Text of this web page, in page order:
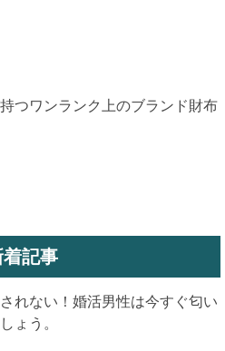
つワンランク上のブランド財布
着記事
れない！婚活男性は今すぐ匂い
ょう。